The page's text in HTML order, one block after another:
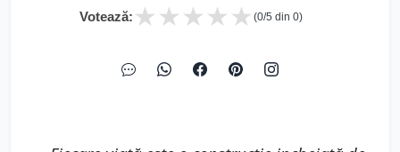
Votează: ★
★
★
★
★ (0/5 din 0)